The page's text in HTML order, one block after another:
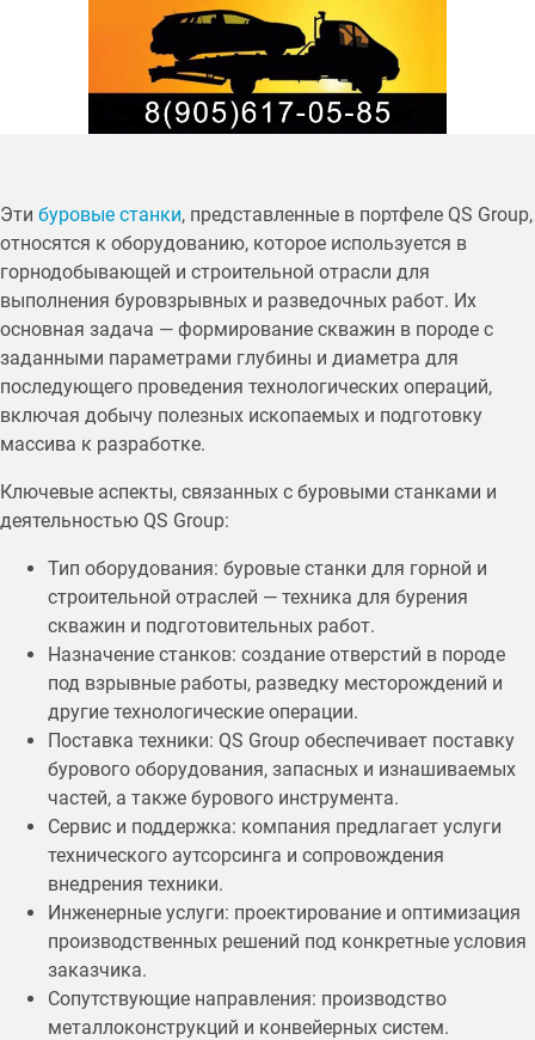
Эти буровые станки, представленные в портфеле QS Group,
относятся к оборудованию, которое используется в
горнодобывающей и строительной отрасли для
выполнения буровзрывных и разведочных работ. Их
основная задача — формирование скважин в породе с
заданными параметрами глубины и диаметра для
последующего проведения технологических операций,
включая добычу полезных ископаемых и подготовку
массива к разработке.
Ключевые аспекты, связанных с буровыми станками и
деятельностью QS Group:
Тип оборудования: буровые станки для горной и
строительной отраслей — техника для бурения
скважин и подготовительных работ.
Назначение станков: создание отверстий в породе
под взрывные работы, разведку месторождений и
другие технологические операции.
Поставка техники: QS Group обеспечивает поставку
бурового оборудования, запасных и изнашиваемых
частей, а также бурового инструмента.
Сервис и поддержка: компания предлагает услуги
технического аутсорсинга и сопровождения
внедрения техники.
Инженерные услуги: проектирование и оптимизация
производственных решений под конкретные условия
заказчика.
Сопутствующие направления: производство
металлоконструкций и конвейерных систем.